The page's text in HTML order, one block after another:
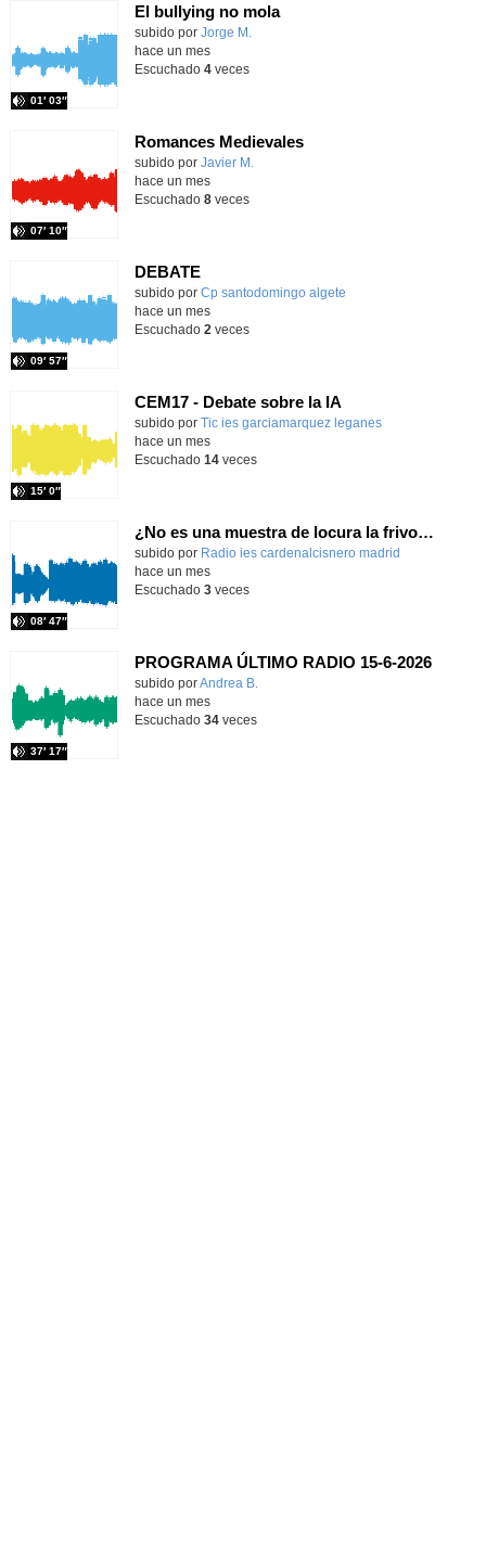
El bullying no mola
Contenido educativo.
subido por Jorge M.
01′ 03″
hace un mes
Escuchado 4veces
Romances Medievales
subido por Javier M.
07′ 10″
hace un mes
Escuchado 8veces
DEBATE
Contenido educativo.
subido por Cp santodomingo algete
09′ 57″
hace un mes
Escuchado 2 veces
CEM17 - Debate sobre la IA
subido por Tic ies garciamarquez leganes
15′ 0″
-
hace un mes
Escuchado 14veces
¿No es una muestra de locura la frivolidad de nuestro tiempo?
Contenido educativo.
subido por Radio ies cardenalcisnero madrid
08′ 47″
hace un mes
Escuchado 3veces
PROGRAMA ÚLTIMO RADIO 15-6-2026
Contenido educativo.
subido porAndrea B.
37′ 17″
hace un mes
Escuchado 34veces